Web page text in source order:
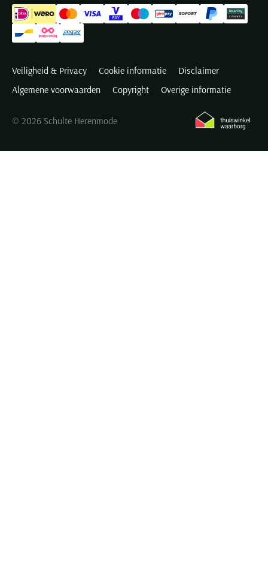
Veiligheid & Privacy Cookie informatie
Disclaimer
Algemene voorwaarden
Copyright Overige informatie
© 2026 Schulte Herenmode